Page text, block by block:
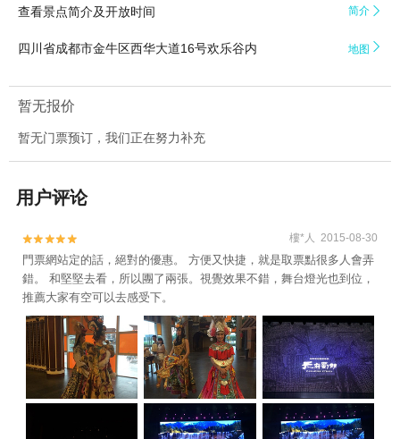
查看景点简介及开放时间 简介 
四川省成都市金牛区西华大道16号欢乐谷内 地图 
暂无报价
暂无门票预订，我们正在努力补充
用户评论

 樓*人 2015-08-30
門票網站定的話，絕對的優惠。 方便又快捷，就是取票點很多人會弄
錯。 和堅堅去看，所以團了兩張。視覺效果不錯，舞台燈光也到位，
推薦大家有空可以去感受下。